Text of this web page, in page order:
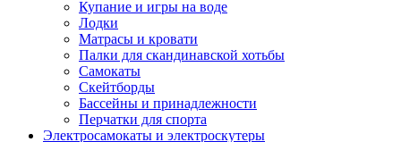
Купание и игры на воде
Лодки
Матрасы и кровати
Палки для скандинавской хотьбы
Самокаты
Скейтборды
Бассейны и принадлежности
Перчатки для спорта
Электросамокаты и электроскутеры